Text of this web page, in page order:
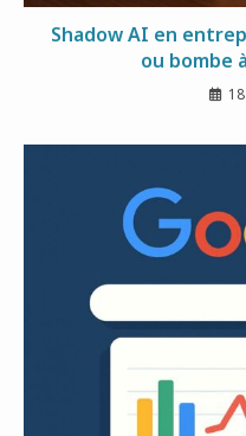
Shadow AI en
ou bombe